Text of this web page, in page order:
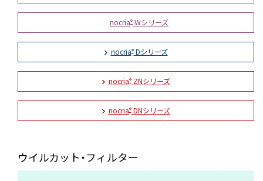
nocria® Wシリーズ
nocria®Dシリーズ
nocria®ZNシリーズ
nocria®DNシリーズ
ウイルカット・フィルター